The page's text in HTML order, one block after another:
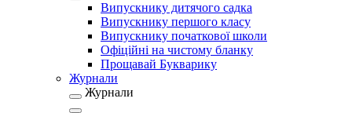
Випускнику дитячого садка
Випускнику першого класу
Випускнику початкової школи
Офіційні на чистому бланку
Прощавай Букварику
Журнали
Журнали